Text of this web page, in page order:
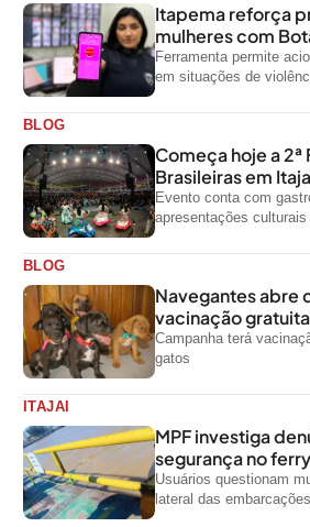
Itapema reforça
mulheres com
Ferramenta permite
em situações de
BLOG
Começa hoje a
Brasileiras em
Evento conta com
apresentações
BLOG
Navegantes abre
vacinação
Campanha terá
gatos
ITAJAI
MPF investiga
segurança no
Usuários questionam
lateral das